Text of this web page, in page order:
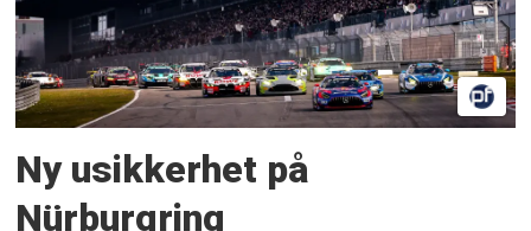
Ny usikkerhet på
Nürburgring